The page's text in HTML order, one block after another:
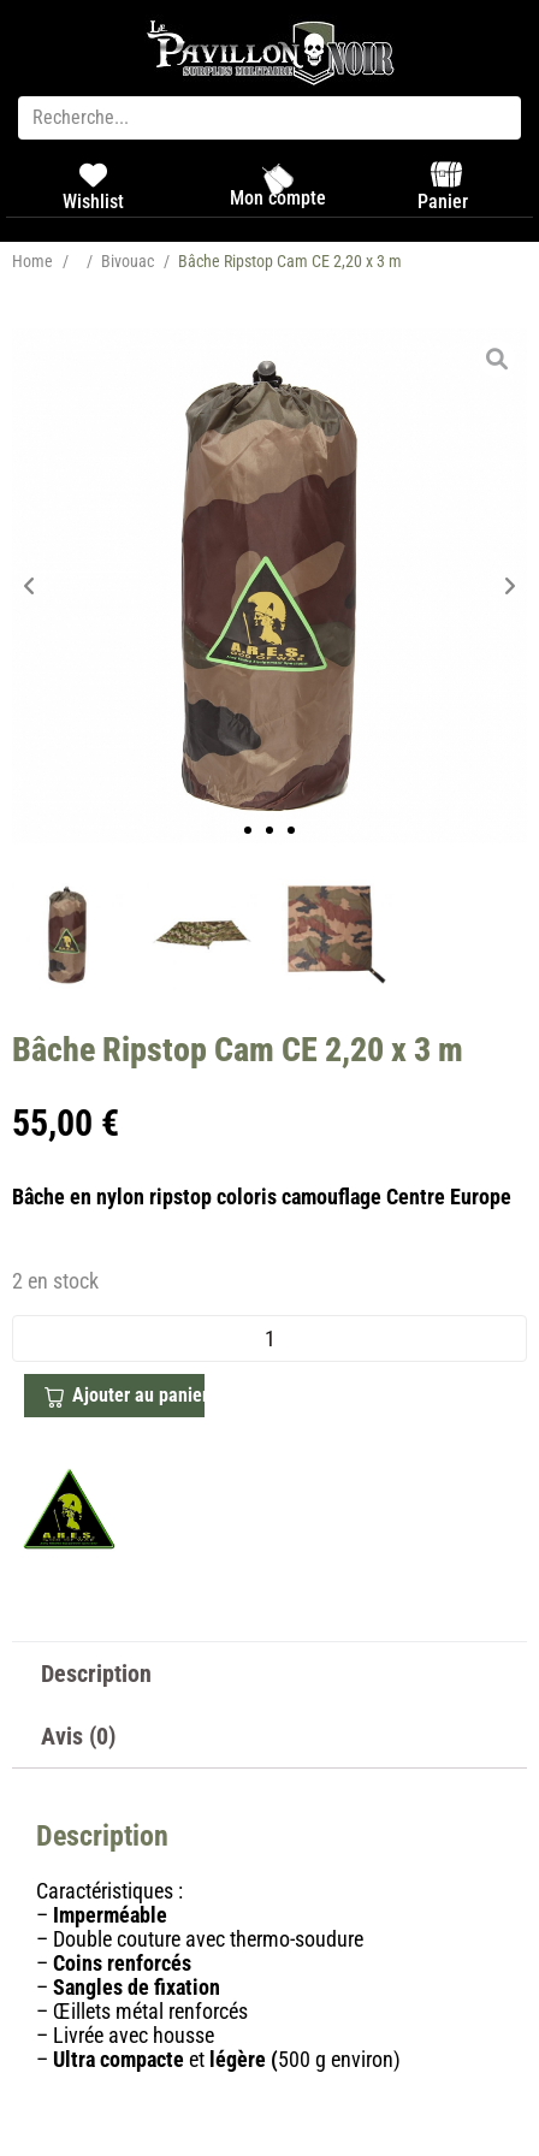
Wishlist Mon compte Panier
Home / / Bivouac / Bâche Ripstop Cam CE 2,20 x 3 m
Bâche Ripstop Cam CE 2,20 x 3 m
55,00 €
Bâche en nylon ripstop coloris camouflage Centre Europe
2 en stock
Ajouter au panier
Description
Avis (0)
Description
Caractéristiques :
– Imperméable
– Double couture avec thermo-soudure
– Coins renforcés
– Sangles de fixation
– Œillets métal renforcés
– Livrée avec housse
– Ultra compacteet légère (500 g environ)